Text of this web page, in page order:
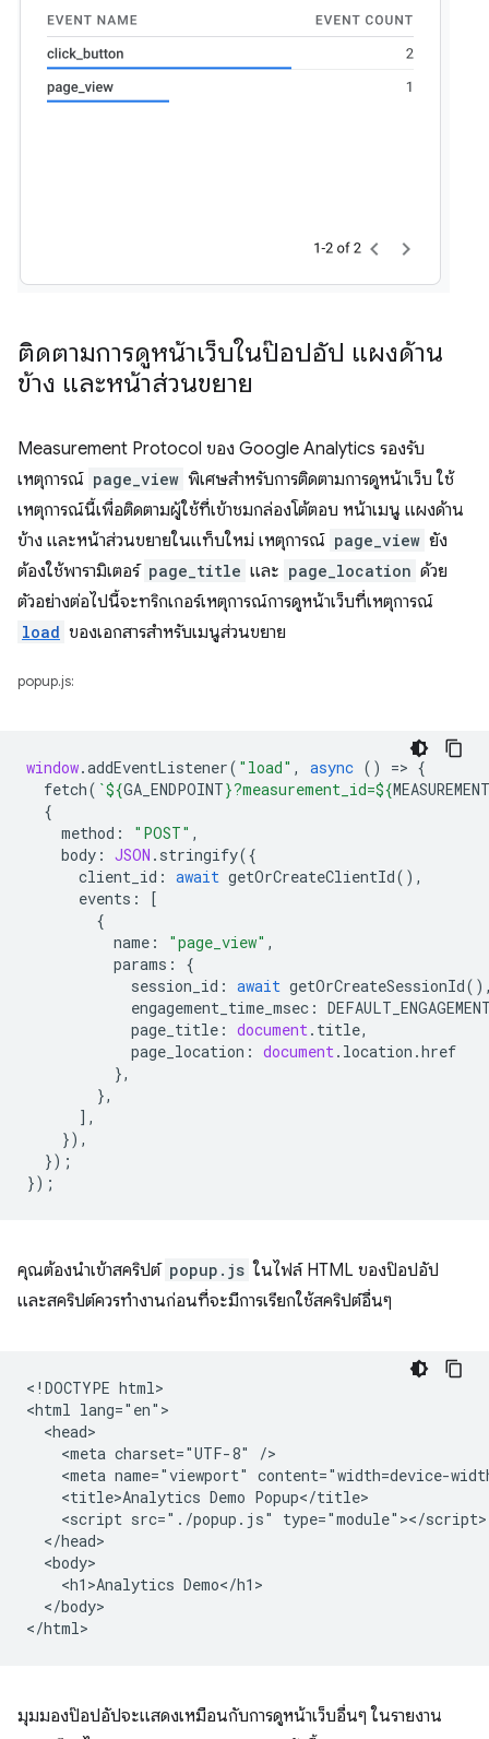
ติดตามการดูหน้าเว็บในป๊อปอัป แผงด้าน
ข้าง และหน้าส่วนขยาย
Measurement Protocol ของ Google Analytics รองรับ
เหตุการณ์ page_view พิเศษสำหรับการติดตามการดูหน้าเว็บ ใช้
เหตุการณ์นี้เพื่อติดตามผู้ใช้ที่เข้าชมกล่องโต้ตอบ หน้าเมนู แผงด้าน
ข้าง และหน้าส่วนขยายในแท็บใหม่ เหตุการณ์ page_view ยัง
ต้องใช้พารามิเตอร์ page_title และ page_location ด้วย
ตัวอย่างต่อไปนี้จะทริกเกอร์เหตุการณ์การดูหน้าเว็บที่เหตุการณ์
load ของเอกสารสำหรับเมนูส่วนขยาย
popup.js:
window.addEventListener( "load" , async () => {
fetch( `${GA_ENDPOINT}?measurement_id=${
{
method : "POST" ,
body : JSON . stringify({
client_id : await getOrCreateClientId(),
events :
[
{
name : "page_view" ,
params :
{
session_id : await getOrCreateSessionId
engagement_time_msec :
page_title : document. title,
page_location : document. location .href
},
},
],
}),
});
});
คุณต้องนำเข้าสคริปต์ popup.js ในไฟล์ HTML ของป๊อปอัป
และสคริปต์ควรทำงานก่อนที่จะมีการเรียกใช้สคริปต์อื่นๆ
<!DOCTYPE html>
<html lang="en">
  <head>
    <meta charset="UTF-8" />
<meta name="viewport" content="width=device-
    <title>Analytics Demo Popup</title>
    <script src="./popup.js" type="module"></script>
  </head>
  <body>
    <h1>Analytics Demo</h1>
  </body>
มุมมองป๊อปอัปจะแสดงเหมือนกับการดูหน้าเว็บอื่นๆ ในรายงาน